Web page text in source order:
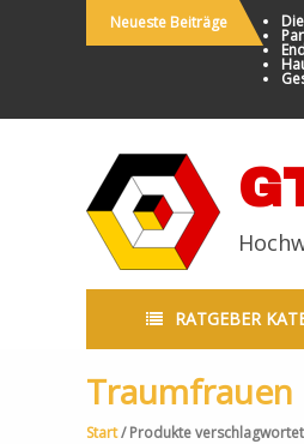
Neueste Beiträge
RATGEBER
Traumfrauen
Start/ Produkte